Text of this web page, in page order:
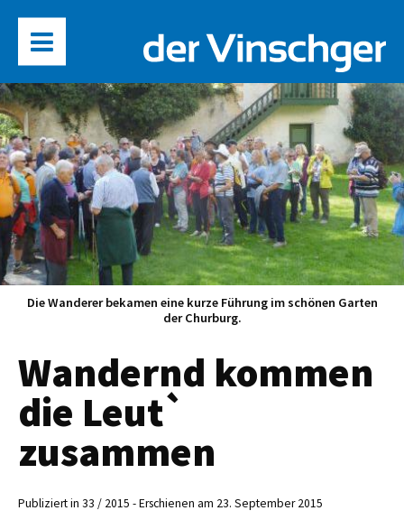
Die Wanderer bekamen eine kurze Führung im schönen Garten
der Churburg.
Wandernd kommen
die Leut`
zusammen
Publiziert in 33 / 2015 - Erschienen am 23. September 2015